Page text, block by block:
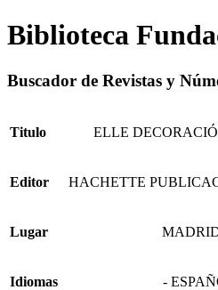
Biblioteca
Buscador de Revistas y
Titulo ELLE
Editor HACHETTE
Lugar
Idiomas -